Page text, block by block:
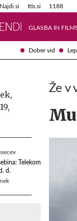
Dober vid
Najdi.si Itis.si 1188
GLASBA IN FILM
Tehnik
Telekom
d.
Že v